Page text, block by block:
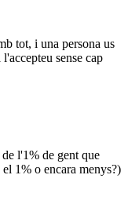
tot, i una persona us
sense cap
l'1% de gent que
1% o encara menys?)